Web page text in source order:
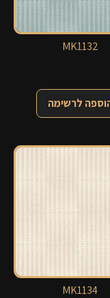
MK1132
לרשימה
MK1134